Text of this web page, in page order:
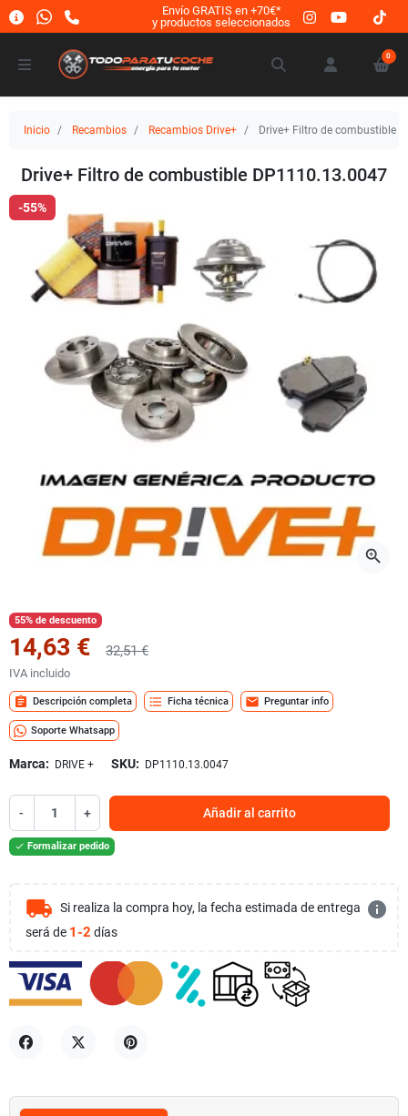
Envío GRATIS en +70€*
y productos seleccionados
0
Inicio Recambios Recambios Drive+ Drive+ Filtro de combustible
Drive+ Filtro de combustible DP1110.13.0047
-55%
zoom_in
55% de descuento
14,63 € 32,51 €
IVA incluido
assignment Descripción completa format_list_bulleted Ficha técnica mail Preguntar info
Soporte Whatsapp
Marca: DRIVE + SKU: DP1110.13.0047
- + Añadir al carrito
 Formalizar pedido
local_shipping Si realiza la compra hoy, la fecha estimada de entrega
será de 1-2 días
info